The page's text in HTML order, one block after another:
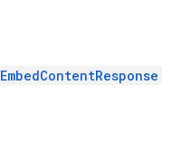
EmbedContentResponse